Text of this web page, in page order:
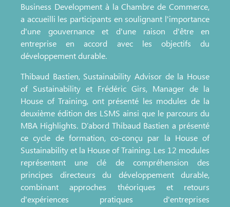
Business Development à la Chambre de Commerce,
a accueilli les participants en soulignant l'importance
d'une gouvernance et d'une raison d'être en
entreprise en accord avec les objectifs du
développement durable.
Thibaud Bastien, Sustainability Advisor de la House
of Sustainability et Frédéric Girs, Manager de la
House of Training, ont présenté les modules de la
deuxième édition des LSMS ainsi que le parcours du
MBA Highlights. D’abord Thibaud Bastien a présenté
ce cycle de formation, co-conçu par la House of
Sustainability et la House of Training. Les 12 modules
représentent une clé de compréhension des
principes directeurs du développement durable,
combinant approches théoriques et retours
d'expériences pratiques d'entreprises